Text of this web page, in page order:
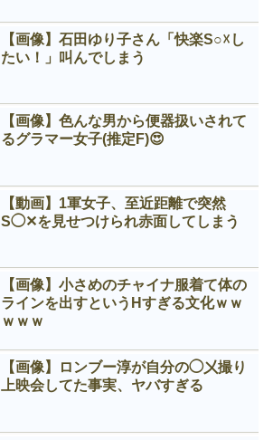
【画像】石田ゆり子さん「快楽S○☓し
たい！」叫んでしまう
【画像】色んな男から便器扱いされて
るグラマー女子(推定F)😍
【動画】1軍女子、至近距離で突然
S◯✕を見せつけられ赤面してしまう
【画像】小さめのチャイナ服着て体の
ラインを出すというНすぎる文化ｗｗ
ｗｗｗ
【画像】ロンブー淳が自分の◯㐅撮り
上映会してた事実、ヤバすぎる